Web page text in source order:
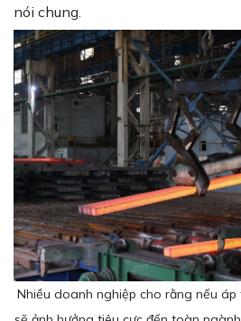
nói chung.
Nhiều doanh nghiệp cho rằng nếu